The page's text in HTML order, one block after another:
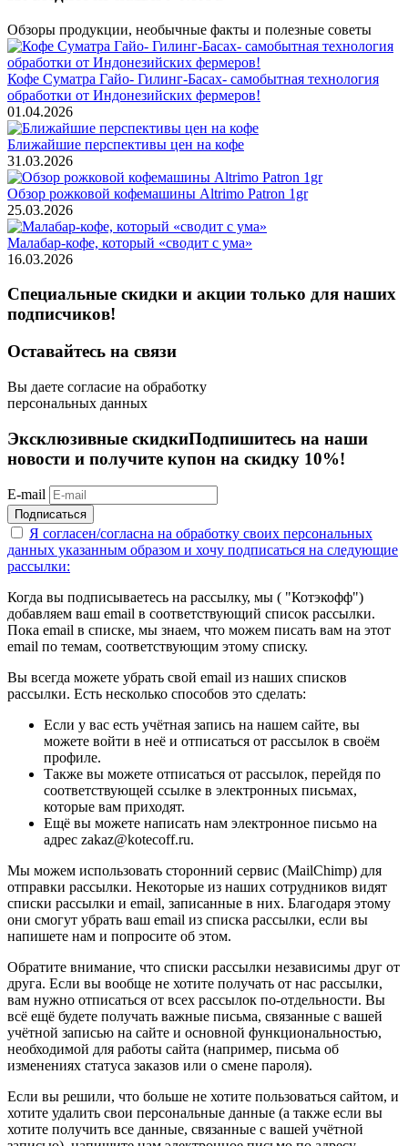
Обзоры продукции, необычные факты и полезные советы
Кофе Суматра Гайо- Гилинг-Басах- самобытная технология
обработки от Индонезийских фермеров!
01.04.2026
Ближайшие перспективы цен на кофе
31.03.2026
Обзор рожковой кофемашины Altrimo Patron 1gr
25.03.2026
Малабар-кофе, который «сводит с ума»
16.03.2026
Специальные скидки и акции только для наших
подписчиков!
Оставайтесь на связи
Вы даете согласие на обработку
персональных данных
Эксклюзивные скидкиПодпишитесь на наши
новости и получите купон на скидку 10%!
E-mail
Подписаться
Я согласен/согласна на обработку своих персональных
данных указанным образом и хочу подписаться на следующие
рассылки:
Когда вы подписываетесь на рассылку, мы ( "Котэкофф")
добавляем ваш email в соответствующий список рассылки.
Пока email в списке, мы знаем, что можем писать вам на этот
email по темам, соответствующим этому списку.
Вы всегда можете убрать свой email из наших списков
рассылки. Есть несколько способов это сделать:
Если у вас есть учётная запись на нашем сайте, вы
можете войти в неё и отписаться от рассылок в своём
профиле.
Также вы можете отписаться от рассылок, перейдя по
соответствующей ссылке в электронных письмах,
которые вам приходят.
Ещё вы можете написать нам электронное письмо на
адрес zakaz@kotecoff.ru.
Мы можем использовать сторонний сервис (MailChimp) для
отправки рассылки. Некоторые из наших сотрудников видят
списки рассылки и email, записанные в них. Благодаря этому
они смогут убрать ваш email из списка рассылки, если вы
напишете нам и попросите об этом.
Обратите внимание, что списки рассылки независимы друг от
друга. Если вы вообще не хотите получать от нас рассылки,
вам нужно отписаться от всех рассылок по-отдельности. Вы
всё ещё будете получать важные письма, связанные с вашей
учётной записью на сайте и основной функциональностью,
необходимой для работы сайта (например, письма об
изменениях статуса заказов или о смене пароля).
Если вы решили, что больше не хотите пользоваться сайтом, и
хотите удалить свои персональные данные (а также если вы
хотите получить все данные, связанные с вашей учётной